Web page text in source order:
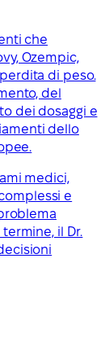
che
Ozempic,
di peso.
del
dei dosaggi e
dello
medici,
e
il Dr.